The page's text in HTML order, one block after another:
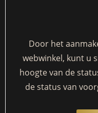
Door het
webwinkel, kunt u
hoogte van de
de status van